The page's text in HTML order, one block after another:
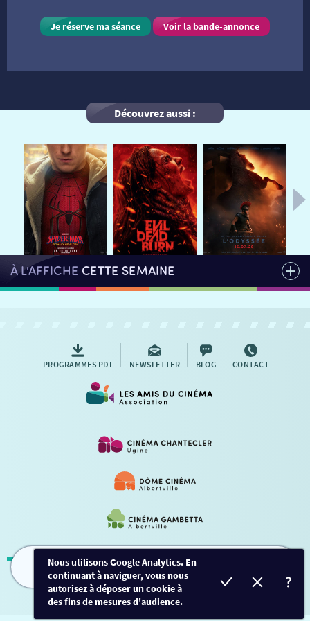
FILMS HORAIRES EVÈNEMENTS TARIFS
HORAIRES
LA PROG QUI OSE
JEUNESSE
AUTRES RENDEZ-VOUS
VISITE DE CABINE
STAGES VIDÉO
LES ATELIERS EN CLASSE
MON COMPTE
ADHÉRER
PARTENAIRES
LE REX
LE DORON
NOUS CONTACTER
Je réserve ma séance Voir la bande-annonce
Découvrez aussi :
À L'AFFICHE CETTE SEMAINE
PROGRAMMES PDF NEWSLETTER BLOG CONTACT
Mentions légales Contact
Conception et développement Créalp - Inscription
Nous utilisons Google Analytics. En
continuant à naviguer, vous nous
autorisez à déposer un cookie à
des fins de mesures d'audience.